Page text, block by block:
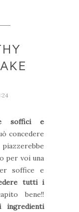
soffici e
concedere
per voi una
soffice e
tutti i
bene!!
ingredienti